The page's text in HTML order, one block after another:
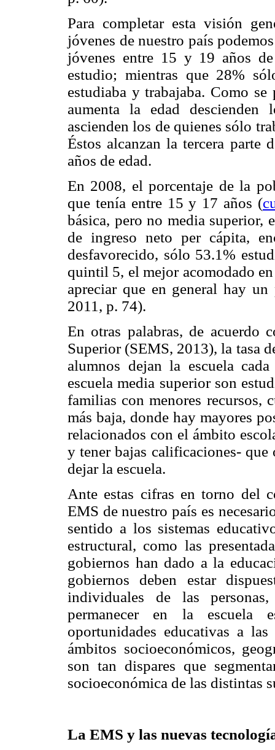
Para completar esta visión
jóvenes de nuestro país
jóvenes entre 15 y 19 años
estudio; mientras que 28%
estudiaba y trabajaba. Como
aumenta la edad descienden
ascienden los de quienes sólo
Éstos alcanzan la tercera
años de edad.
En 2008, el porcentaje de la
que tenía entre 15 y 17 años (
básica, pero no media superior,
de ingreso neto per cápita,
desfavorecido, sólo 53.1%
quintil 5, el mejor acomodado
apreciar que en general hay
2011, p. 74).
En otras palabras, de acuerdo
Superior (SEMS, 2013), la tasa
alumnos dejan la escuela
escuela media superior son
familias con menores recursos,
más baja, donde hay mayores
relacionados con el ámbito
y tener bajas calificaciones-
dejar la escuela.
Ante estas cifras en torno del
EMS de nuestro país es
sentido a los sistemas
estructural, como las
gobiernos han dado a la
gobiernos deben estar
individuales de las
permanecer en la escuela
oportunidades educativas a
ámbitos socioeconómicos,
son tan dispares que
socioeconómica de las distintas
La EMS y las nuevas